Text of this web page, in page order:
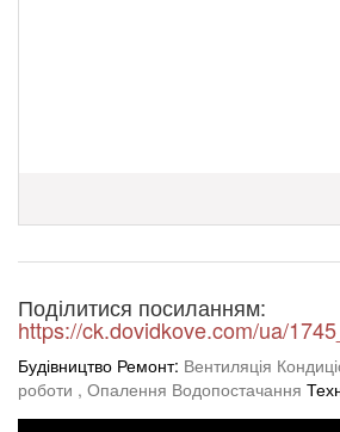
Поділитися посиланням:
https://ck.dovidkove.com/ua/
Будівництво Ремонт: Вентиляція
роботи , Опалення Водопостачання